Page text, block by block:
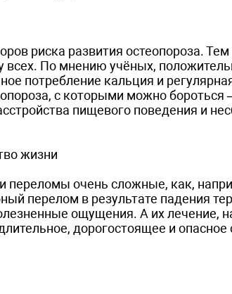
риска развития остеопороза.
всех. По мнению учёных,
потребление кальция и
с которыми можно бороться
пищевого поведения и
жизни
переломы очень сложные, как,
перелом в результате падения
ощущения. А их лечение,
дорогостоящее и